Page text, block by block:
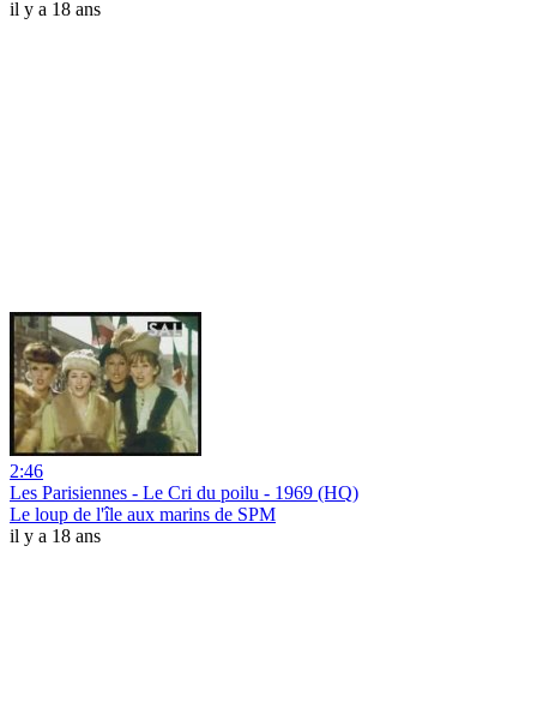
il y a 18 ans
2:46
Les Parisiennes - Le Cri du poilu - 1969 (HQ)
Le loup de l'île aux marins de SPM
il y a 18 ans